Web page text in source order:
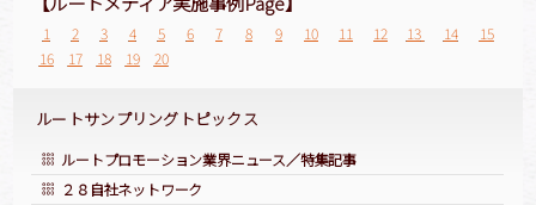
1 2 3 4 5 6 7 8 9 10 11 12 13 14
15
16
17 18 19 20
ルートサンプリングトピックス
ルートプロモーション業界ニュース／特集記事
２８自社ネットワーク